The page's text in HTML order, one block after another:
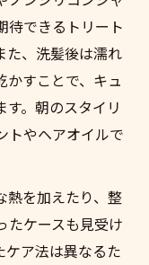
待できるトリート
た、洗髪後は濡れ
かすことで、キュ
。朝のスタイリ
トやヘアオイルで
熱を加えたり、整
たケースも見受け
ケア法は異なるた